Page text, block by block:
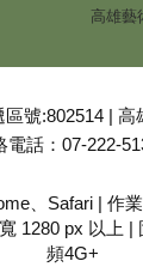
高雄藝
號:802514 |
電話：07-222-
、Safari | 作
1280 px 以上 |
頻4G+